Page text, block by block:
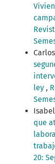
ley ,
que
20: